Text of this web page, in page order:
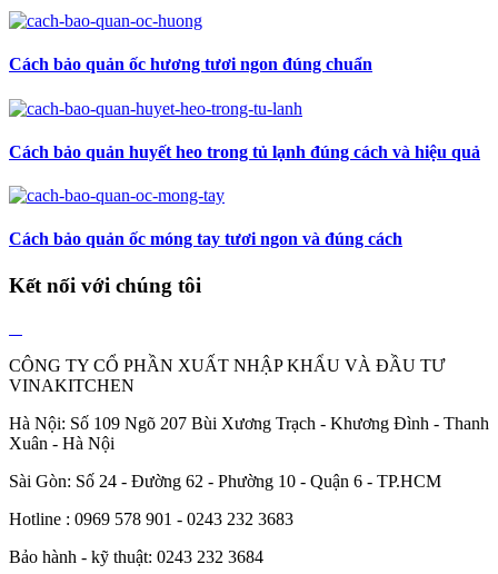
Cách bảo quản ốc hương tươi ngon đúng chuẩn
Cách bảo quản huyết heo trong tủ lạnh đúng cách và hiệu quả
Cách bảo quản ốc móng tay tươi ngon và đúng cách
Kết nối với chúng tôi
CÔNG TY CỔ PHẦN XUẤT NHẬP KHẨU VÀ ĐẦU TƯ
VINAKITCHEN
Hà Nội: Số 109 Ngõ 207 Bùi Xương Trạch - Khương Đình - Thanh
Xuân - Hà Nội
Sài Gòn: Số 24 - Đường 62 - Phường 10 - Quận 6 - TP.HCM
Hotline : 0969 578 901 - 0243 232 3683
Bảo hành - kỹ thuật: 0243 232 3684